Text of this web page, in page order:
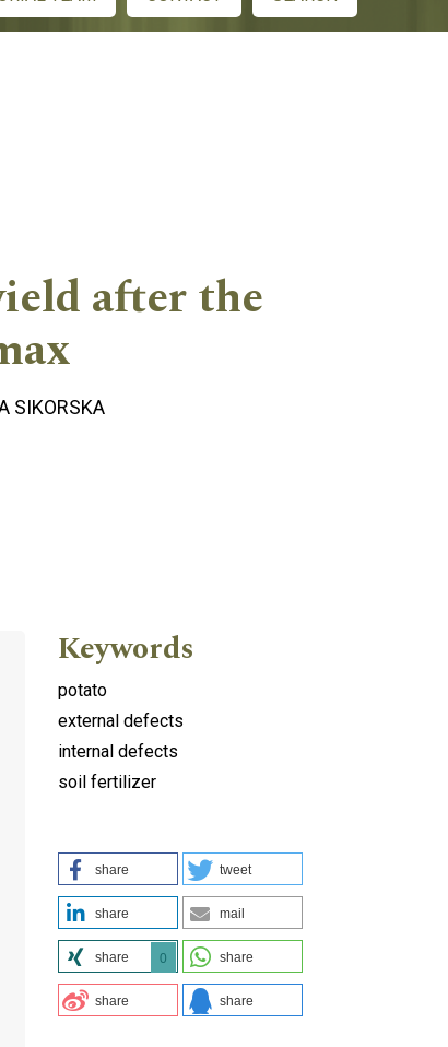
after the
SIKORSKA
Keywords
potato
external defects
internal defects
soil fertilizer
share tweet
share mail
share 0 share
share share